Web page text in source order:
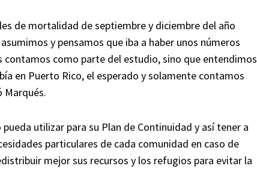
de mortalidad de septiembre y diciembre del año
y pensamos que iba a haber unos números
contamos como parte del estudio, sino que entendimos
en Puerto Rico, el esperado y solamente contamos
Marqués.
utilizar para su Plan de Continuidad y así tener a
particulares de cada comunidad en caso de
mejor sus recursos y los refugios para evitar la